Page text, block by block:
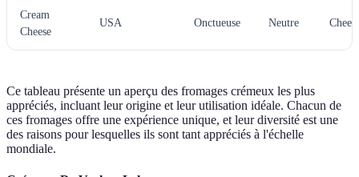
Cream
Cheese
USA Onctueuse Neutre
Ce tableau présente un aperçu des fromages crémeux les plus
appréciés, incluant leur origine et leur utilisation idéale. Chacun de
ces fromages offre une expérience unique, et leur diversité est une
des raisons pour lesquelles ils sont tant appréciés à l'échelle
mondiale.